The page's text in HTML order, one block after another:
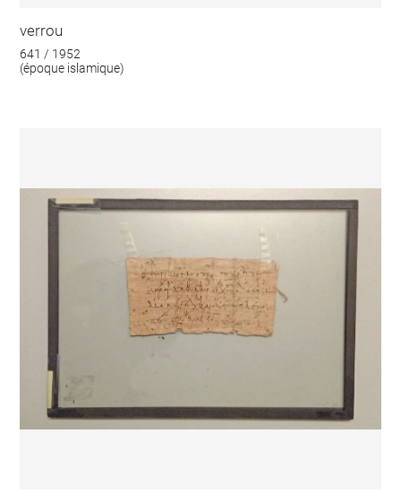
verrou
641 / 1952
(époque islamique)